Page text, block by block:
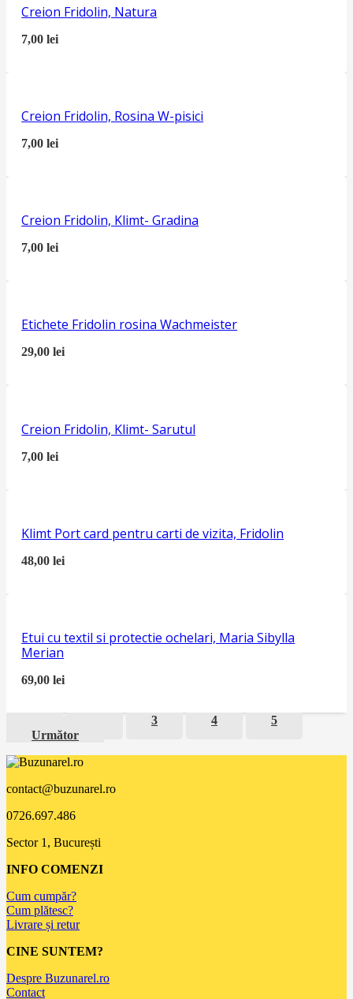
Creion Fridolin, Natura
7,00lei
Creion Fridolin, Rosina W-pisici
7,00lei
Creion Fridolin, Klimt- Gradina
7,00lei
Etichete Fridolin rosina Wachmeister
29,00lei
Creion Fridolin, Klimt- Sarutul
7,00lei
Klimt Port card pentru carti de vizita, Fridolin
48,00lei
Etui cu textil si protectie ochelari, Maria Sibylla
Merian
69,00lei
3 4
5
Următor
contact@buzunarel.ro
0726.697.486
Sector 1, București
INFO COMENZI
Cum cumpăr?
Cum plătesc?
Livrare și retur
CINE SUNTEM?
Despre Buzunarel.ro
Contact